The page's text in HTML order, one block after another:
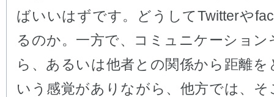
ばいいはずです。どうしてTwitterや
るのか。一方で、コミュニケーション
ら、あるいは他者との関係から距離を
いう感覚がありながら、他方では、そ